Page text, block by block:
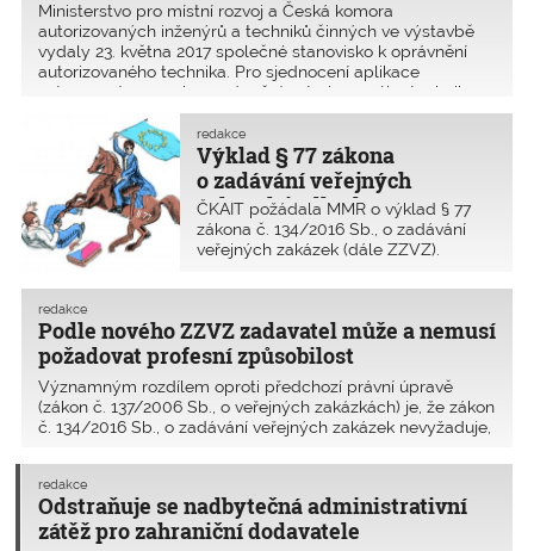
Ministerstvo pro místní rozvoj a Česká komora
autorizovaných inženýrů a techniků činných ve výstavbě
vydaly 23. května 2017 společné stanovisko k oprávnění
autorizovaného technika. Pro sjednocení aplikace
ustanovení o rozsahu oprávnění autorizovaného technika
Výklad § 77 zákona
o zadávání veřejných
zakázek je dlouhý
a nejednoznačný
redakce
ČKAIT požádala MMR o výklad § 77
zákona č. 134/2016 Sb., o zadávání
veřejných zakázek (dále ZZVZ).
Vlastimil Fidler, ředitel odboru práva
Když se chce občan z členských států
EU ucházet v ČR o z
Podle nového ZZVZ zadavatel může a nemusí
požadovat profesní způsobilost
redakce
Významným rozdílem oproti předchozí právní úpravě
(zákon č. 137/2006 Sb., o veřejných zakázkách) je, že zákon
č. 134/2016 Sb., o zadávání veřejných zakázek nevyžaduje,
prokázání profesní způsobilosti dodavat
Odstraňuje se nadbytečná administrativní
zátěž pro zahraniční dodavatele
redakce